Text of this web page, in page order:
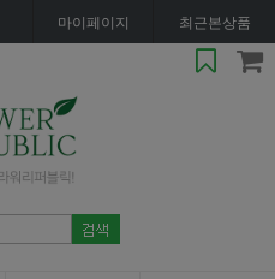
마이페이지 최근본상품